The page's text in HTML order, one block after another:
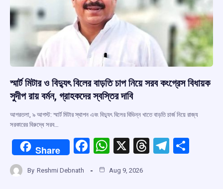
স্মার্ট মিটার ও বিদ্যুৎ বিলের বাড়তি চাপ নিয়ে সরব কংগ্রেস বিধায়ক
সুদীপ রায় বর্মন, গ্রাহকদের স্বস্তির দাবি
আগরতলা, ৯ আগস্ট: স্মার্ট মিটার স্থাপন এবং বিদ্যুৎ বিলের বিভিন্ন খাতে বাড়তি চার্জ নিয়ে রাজ্য
সরকারের বিরুদ্ধে সরব…
Share
F
ce
W
at
X
T
T
By Reshmi Debnath Aug 9, 2026